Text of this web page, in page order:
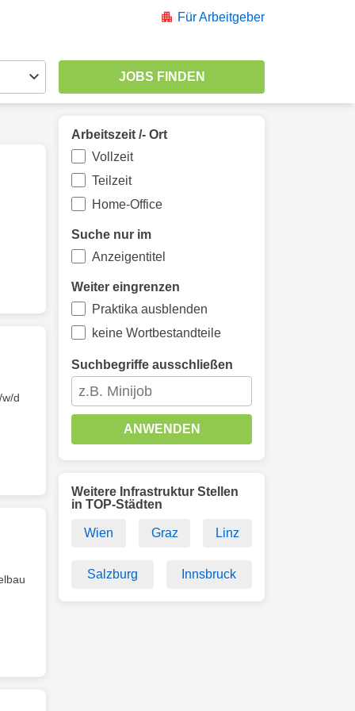
Für Arbeitgeber
d
Arbeitszeit /- Ort
Vollzeit
Teilzeit
Home-Office
Suche nur im
Anzeigentitel
Weiter eingrenzen
Praktika ausblenden
keine Wortbestandteile
Suchbegriffe ausschließen
ANWENDEN
Weitere Infrastruktur Stellen
in TOP-Städten
Wien Graz Linz
Salzburg Innsbruck